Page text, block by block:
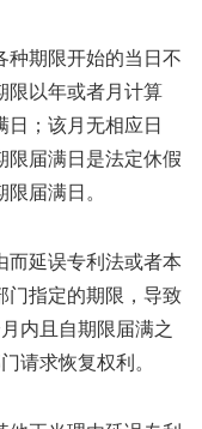
期限开始的当日不
限以年或者月计算
日；该月无相应日
限届满日是法定休假
届满日。
延误专利法或者本
门指定的期限，导致
内且自期限届满之
请求恢复权利。